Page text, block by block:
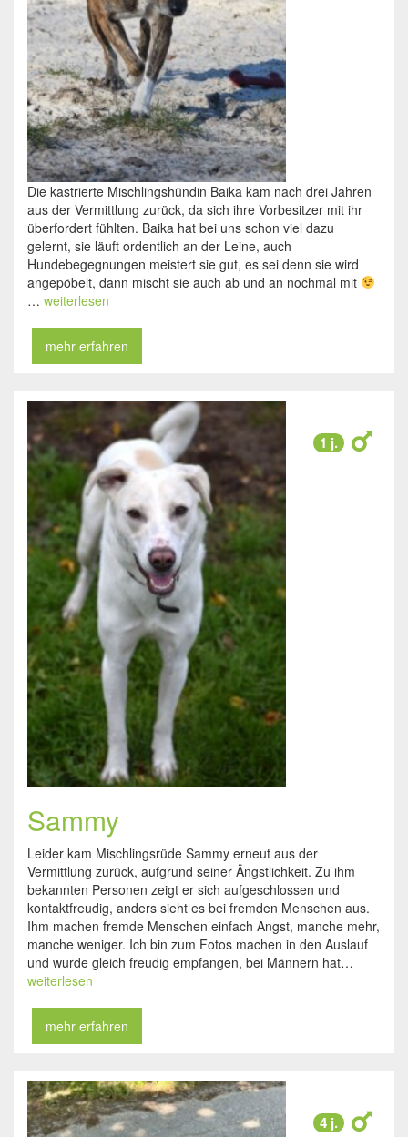
Die kastrierte Mischlingshündin Baika kam nach drei Jahren
aus der Vermittlung zurück, da sich ihre Vorbesitzer mit ihr
überfordert fühlten. Baika hat bei uns schon viel dazu
gelernt, sie läuft ordentlich an der Leine, auch
Hundebegegnungen meistert sie gut, es sei denn sie wird
angepöbelt, dann mischt sie auch ab und an nochmal mit
… weiterlesen
mehr erfahren
1 j.
Sammy
Leider kam Mischlingsrüde Sammy erneut aus der
Vermittlung zurück, aufgrund seiner Ängstlichkeit. Zu ihm
bekannten Personen zeigt er sich aufgeschlossen und
kontaktfreudig, anders sieht es bei fremden Menschen aus.
Ihm machen fremde Menschen einfach Angst, manche mehr,
manche weniger. Ich bin zum Fotos machen in den Auslauf
und wurde gleich freudig empfangen, bei Männern hat…
weiterlesen
mehr erfahren
4 j.